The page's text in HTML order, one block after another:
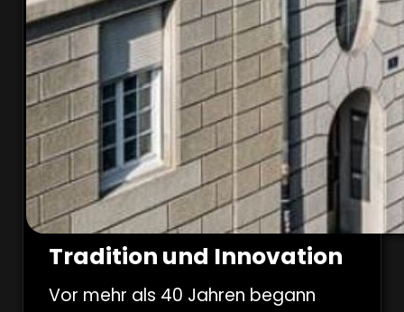
Tradition und Innovation
Vor mehr als 40 Jahren begann